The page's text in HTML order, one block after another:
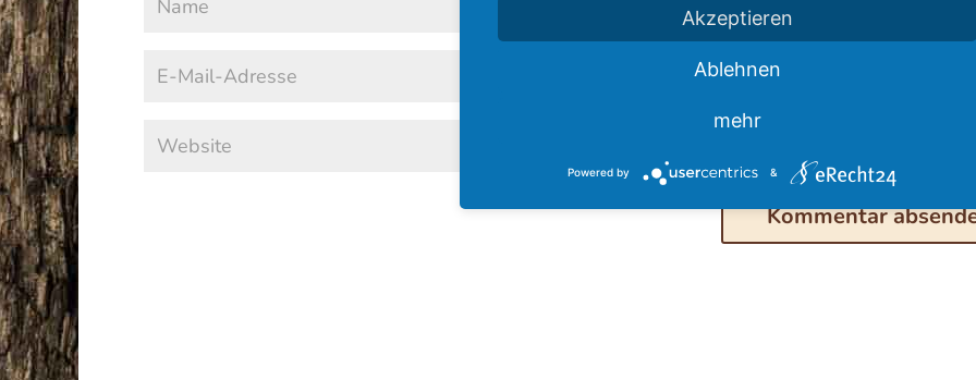
Akzeptieren
Ablehnen
mehr
Powered by &